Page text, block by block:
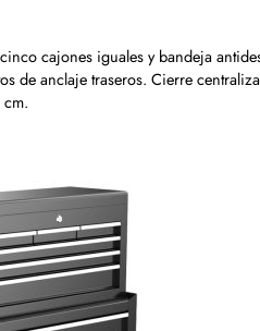
cajones iguales y bandeja
de anclaje traseros. Cierre